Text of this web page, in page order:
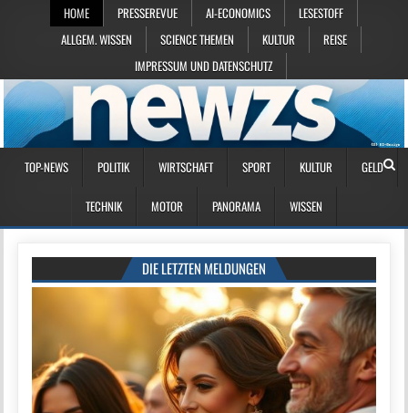
HOME PRESSEREVUE AI-ECONOMICS
LESESTOFF
ALLGEM. WISSEN
SCIENCE THEMEN KULTUR
REISE
IMPRESSUM UND DATENSCHUTZ
TOP-NEWS POLITIK WIRTSCHAFT SPORT KULTUR GELD
TECHNIK MOTOR PANORAMA WISSEN
DIE LETZTEN MELDUNGEN